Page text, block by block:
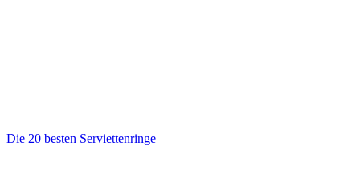
Die 20 besten Serviettenringe